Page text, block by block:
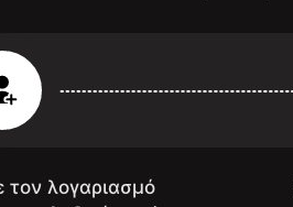
τον λογαριασμό